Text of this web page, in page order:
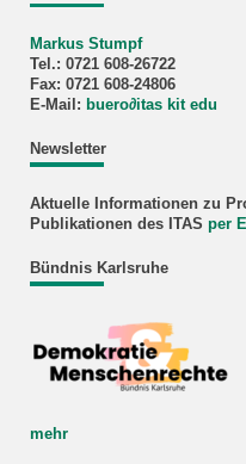
Markus Stumpf
Tel.: 0721 608-26722
Fax: 0721 608-24806
E-Mail: buero∂itas kit edu
Newsletter
Aktuelle Informationen zu
Publikationen des ITAS per
Bündnis Karlsruhe
mehr